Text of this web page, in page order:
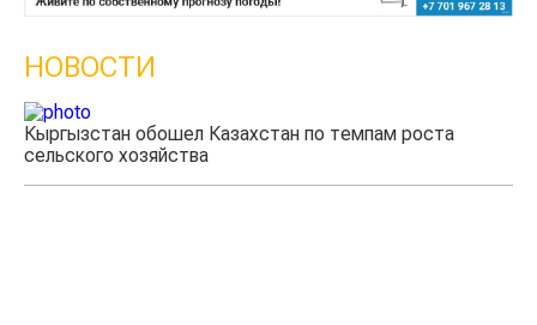
НОВОСТИ
Казахстанские фермеры заработали $35 млн на
экспорте чечевицы